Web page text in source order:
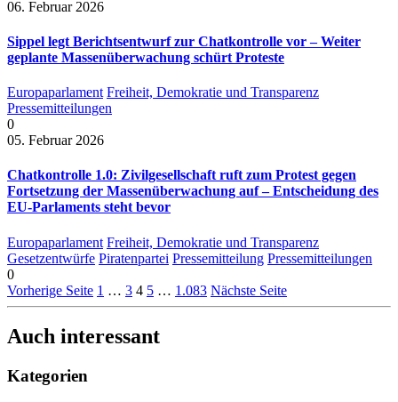
06. Februar 2026
Sippel legt Berichtsentwurf zur Chatkontrolle vor – Weiter
geplante Massenüberwachung schürt Proteste
Europaparlament Freiheit, Demokratie und Transparenz
Pressemitteilungen
0
05. Februar 2026
Chatkontrolle 1.0: Zivilgesellschaft ruft zum Protest gegen
Fortsetzung der Massenüberwachung auf – Entscheidung des
EU-Parlaments steht bevor
Europaparlament Freiheit, Demokratie und Transparenz
Gesetzentwürfe Piratenpartei Pressemitteilung Pressemitteilungen
0
Vorherige Seite 1 … 3 4 5 … 1.083 Nächste Seite
Auch interessant
Kategorien